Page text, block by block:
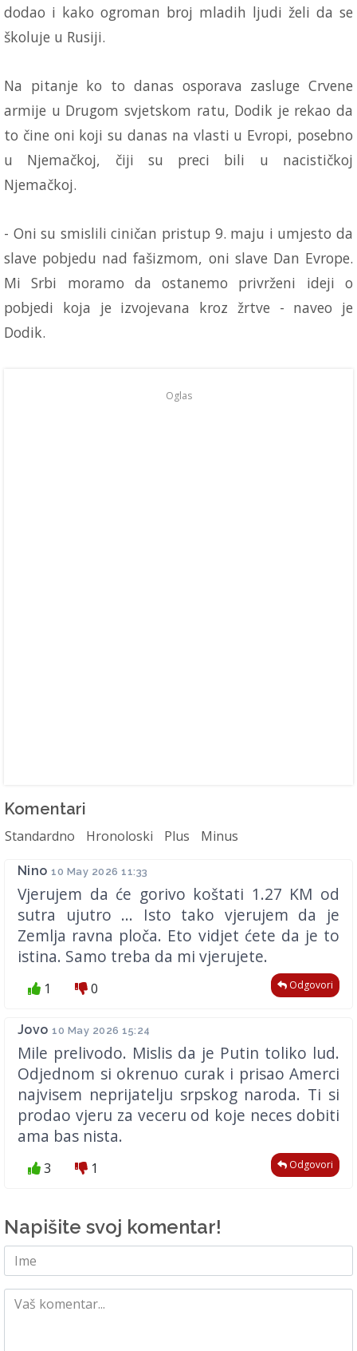
dodao i kako ogroman broj mladih ljudi želi da se
školuje u Rusiji.
Na pitanje ko to danas osporava zasluge Crvene
armije u Drugom svjetskom ratu, Dodik je rekao da
to čine oni koji su danas na vlasti u Evropi, posebno
u Njemačkoj, čiji su preci bili u nacističkoj
Njemačkoj.
- Oni su smislili ciničan pristup 9. maju i umjesto da
slave pobjedu nad fašizmom, oni slave Dan Evrope.
Mi Srbi moramo da ostanemo privrženi ideji o
pobjedi koja je izvojevana kroz žrtve - naveo je
Dodik.
Oglas
Komentari
Standardno Hronoloski Plus Minus
Nino10 May 2026 11:33
Vjerujem da će gorivo koštati 1.27 KM od
sutra ujutro ... Isto tako vjerujem da je
Zemlja ravna ploča. Eto vidjet ćete da je to
istina. Samo treba da mi vjerujete.
1 0 Odgovori
Jovo10 May 2026 15:24
Mile prelivodo. Mislis da je Putin toliko lud.
Odjednom si okrenuo curak i prisao Amerci
najvisem neprijatelju srpskog naroda. Ti si
prodao vjeru za veceru od koje neces dobiti
ama bas nista.
3 1 Odgovori
Napišite svoj komentar!